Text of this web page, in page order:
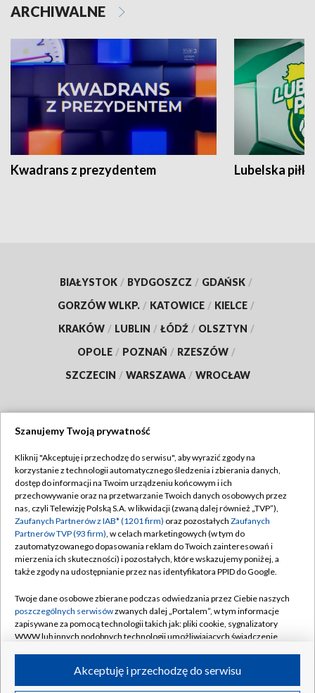
ARCHIWALNE
Kwadrans z prezydentem Lubelska piłka
BIAŁYSTOK / BYDGOSZCZ / GDAŃSK /
GORZÓW WLKP. / KATOWICE / KIELCE /
KRAKÓW / LUBLIN / ŁÓDŹ / OLSZTYN /
OPOLE / POZNAŃ / RZESZÓW /
SZCZECIN / WARSZAWA / WROCŁAW
TVP
Abonament TVP
Emisja w TVP
Centrum informacji TVP
Naziemna Telewizja Cyfrowa
Rada Programowa
System NOS
Informacje o nadawcy
Program dla prasy
Regulamin TVP
Polityka prywatności
Moje zgody
Pomoc
Kontakt
Kanały
Szanujemy Twoją prywatność
Kliknij "Akceptuję i przechodzę do serwisu", aby wyrazić zgody na
korzystanie z technologii automatycznego śledzenia i zbierania danych,
dostęp do informacji na Twoim urządzeniu końcowym i ich
przechowywanie oraz na przetwarzanie Twoich danych osobowych przez
nas, czyli Telewizję Polską S.A. w likwidacji (zwaną dalej również „TVP”),
Zaufanych Partnerów z IAB* (1201 firm) oraz pozostałych Zaufanych
Partnerów TVP (93 firm), w celach marketingowych (w tym do
zautomatyzowanego dopasowania reklam do Twoich zainteresowań i
mierzenia ich skuteczności) i pozostałych, które wskazujemy poniżej, a
także zgody na udostępnianie przez nas identyfikatora PPID do Google.
Twoje dane osobowe zbierane podczas odwiedzania przez Ciebie naszych
poszczególnych serwisówzwanych dalej „Portalem”, w tym informacje
zapisywane za pomocą technologii takich jak: pliki cookie, sygnalizatory
WWW lub innych podobnych technologii umożliwiających świadczenie
ruchu w Internecie.Akceptuję i przechodzę do serwisu